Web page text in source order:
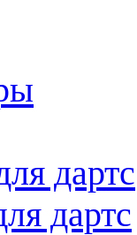
дартс
дартс